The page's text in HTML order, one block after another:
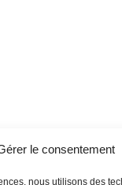
le consentement
nous utilisons des